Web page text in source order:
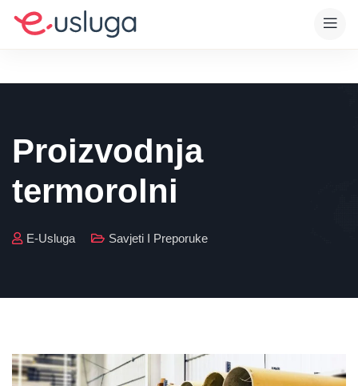
Proizvodnja
termorolni
E-Usluga Savjeti I Preporuke